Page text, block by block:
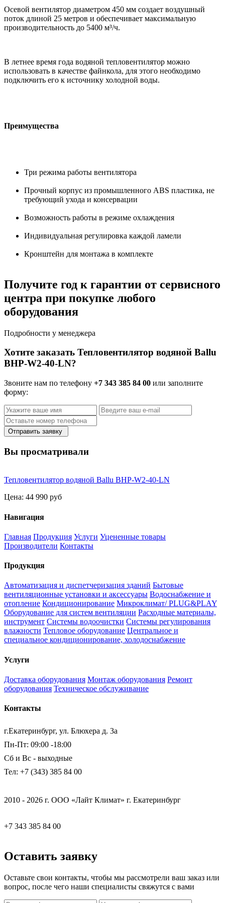
Осевой вентилятор диаметром 450 мм создает воздушный
поток длиной 25 метров и обеспечивает максимальную
производительность до 5400 м³/ч.
В летнее время года водяной тепловентилятор можно
использовать в качестве файнкола, для этого необходимо
подключить его к источнику холодной воды.
Преимущества
Три режима работы вентилятора
Прочный корпус из промышленного ABS пластика, не
требующий ухода и консервации
Возможность работы в режиме охлаждения
Индивидуальная регулировка каждой ламели
Кронштейн для монтажа в комплекте
Получите год к гарантии от сервисного
центра при покупке любого
оборудования
Подробности у менеджера
Хотите заказать Тепловентилятор водяной Ballu
BHP-W2-40-LN?
Звоните нам по телефону +7 343 385 84 00 или заполните
форму:
Отправить заявку
Вы просматривали
Тепловентилятор водяной Ballu BHP-W2-40-LN
Цена: 44 990 руб
Навигация
Главная Продукция Услуги Уцененные товары
Производители Контакты
Продукция
Автоматизация и диспетчеризация зданий Бытовые
вентиляционные установки и аксессуары Водоснабжение и
отопление Кондиционирование Микроклимат/ PLUG&PLAY
Оборудование для систем вентиляции Расходные материалы,
инструмент Системы водоочистки Системы регулирования
влажности Тепловое оборудование Центральное и
специальное кондиционирование, холодоснабжение
Услуги
Доставка оборудования Монтаж оборудования Ремонт
оборудования Техническое обслуживание
Контакты
г.Екатеринбург, ул. Блюхера д. 3а
Пн-Пт: 09:00 -18:00
Сб и Вс - выходные
Тел: +7 (343) 385 84 00
2010 - 2026 г. ООО «Лайт Климат» г. Екатеринбург
+7 343 385 84 00
Оставить заявку
Оставьте свои контакты, чтобы мы рассмотрели ваш заказ или
вопрос, после чего наши специалисты свяжутся с вами